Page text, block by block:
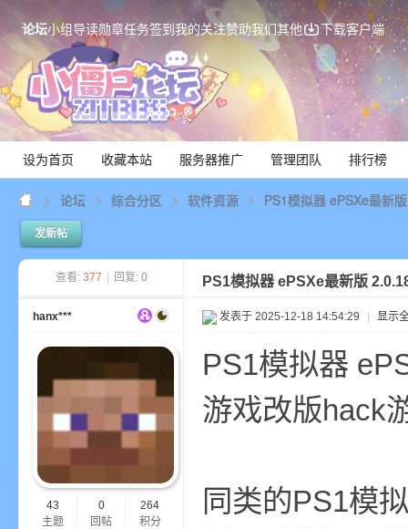
论坛小组导读勋章任务签到我的关注赞助我们其他 下载客户端
设为首页 收藏本站 服务器推广 管理团队 排行榜
论坛 综合分区 软件资源 PS1模拟器 ePSXe最新
发新帖
查看: 377 回复: 0 PS1模拟器 ePSXe最新版
hanx***
43
主题
0
回帖
264
积分
发表于 2025-12-18 14:54:29 显示
PS1模拟器
游戏改
同类的PS1模